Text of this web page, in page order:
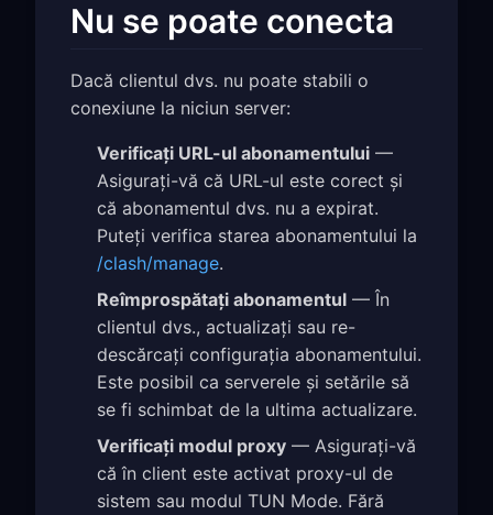
Nu se poate conecta
Dacă clientul dvs. nu poate stabili o
conexiune la niciun server:
Verificați URL-ul abonamentului —
Asigurați-vă că URL-ul este corect și
că abonamentul dvs. nu a expirat.
Puteți verifica starea abonamentului la
/clash/manage.
Reîmprospătați abonamentul — În
clientul dvs., actualizați sau re-
descărcați configurația abonamentului.
Este posibil ca serverele și setările să
se fi schimbat de la ultima actualizare.
Verificați modul proxy — Asigurați-vă
că în client este activat proxy-ul de
sistem sau modul TUN Mode. Fără